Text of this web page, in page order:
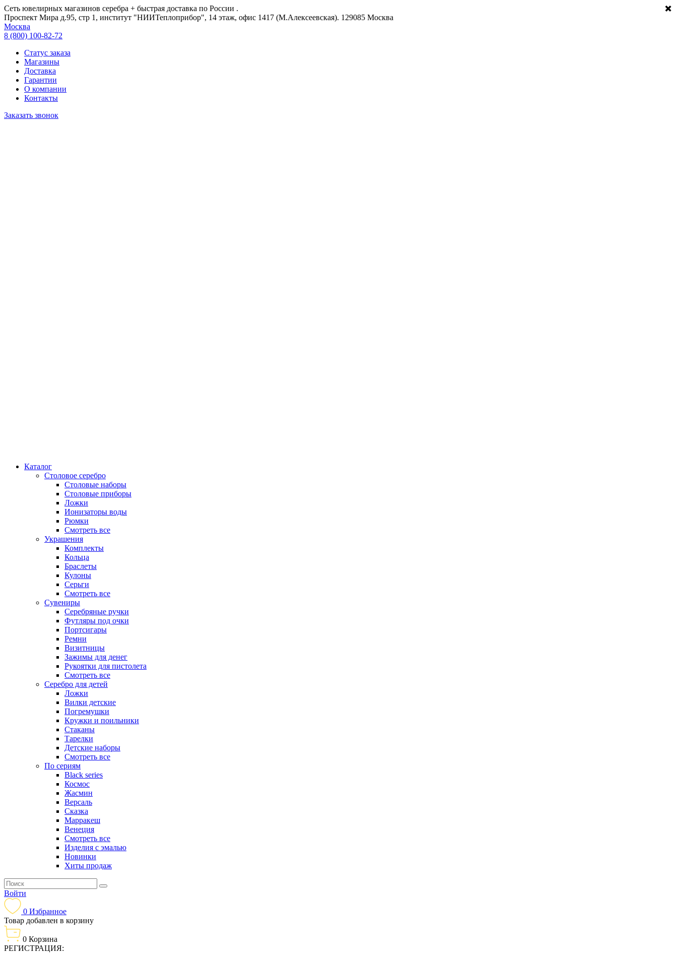
Сеть ювелирных магазинов серебра + быстрая доставка по России .
Проспект Мира д.95, стр 1, институт "НИИТеплоприбор", 14 этаж, офис 1417 (М.Алексеевская). 129085 Москва
Москва
8 (800) 100-82-72
Статус заказа
Магазины
Доставка
Гарантии
О компании
Контакты
Заказать звонок
Каталог
Столовое серебро
Столовые наборы
Столовые приборы
Ложки
Ионизаторы воды
Рюмки
Смотреть все
Украшения
Комплекты
Кольца
Браслеты
Кулоны
Серьги
Смотреть все
Сувениры
Серебряные ручки
Футляры под очки
Портсигары
Ремни
Визитницы
Зажимы для денег
Рукоятки для пистолета
Смотреть все
Серебро для детей
Ложки
Вилки детские
Погремушки
Кружки и поильники
Стаканы
Тарелки
Детские наборы
Смотреть все
По сериям
Black series
Космос
Жасмин
Версаль
Сказка
Марракеш
Венеция
Смотреть все
Изделия с эмалью
Новинки
Хиты продаж
Войти
0 Избранное
Товар добавлен в корзину
0 Корзина
РЕГИСТРАЦИЯ: